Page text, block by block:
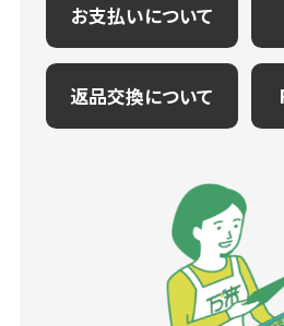
お支払いについて
返品交換について